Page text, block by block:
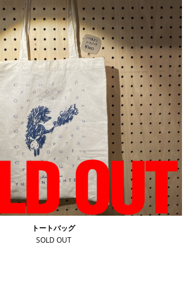
トートバッグ
SOLD OUT